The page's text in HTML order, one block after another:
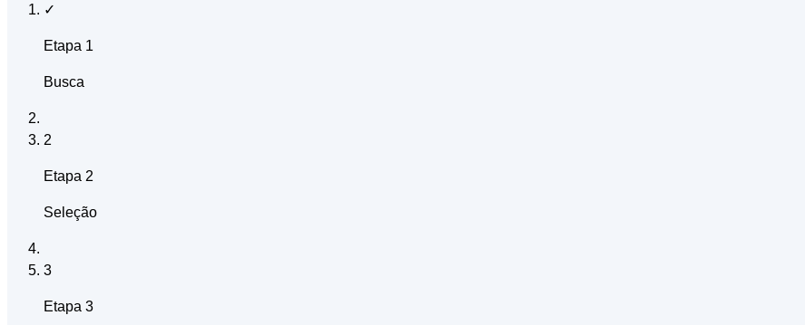
✓
Etapa 1
Busca
2
Etapa 2
Seleção
3
Etapa 3